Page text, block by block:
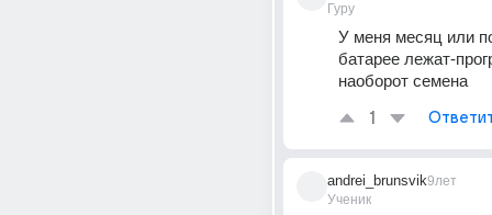
Гуру
У меня месяц или
батарее лежат-
наоборот семена
1
andrei_brunsvik
Ученик
9лет